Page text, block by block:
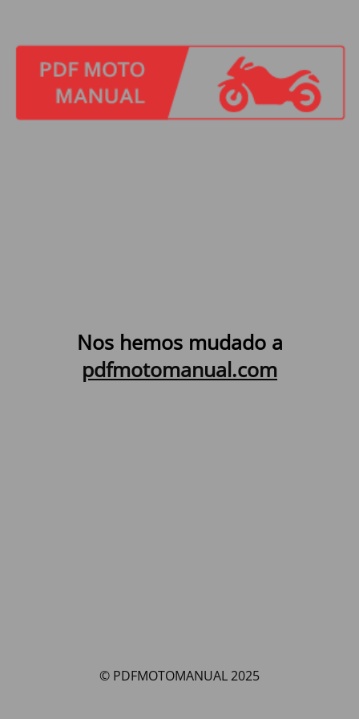
Nos hemos mudado a
pdfmotomanual.com
© PDFMOTOMANUAL 2025